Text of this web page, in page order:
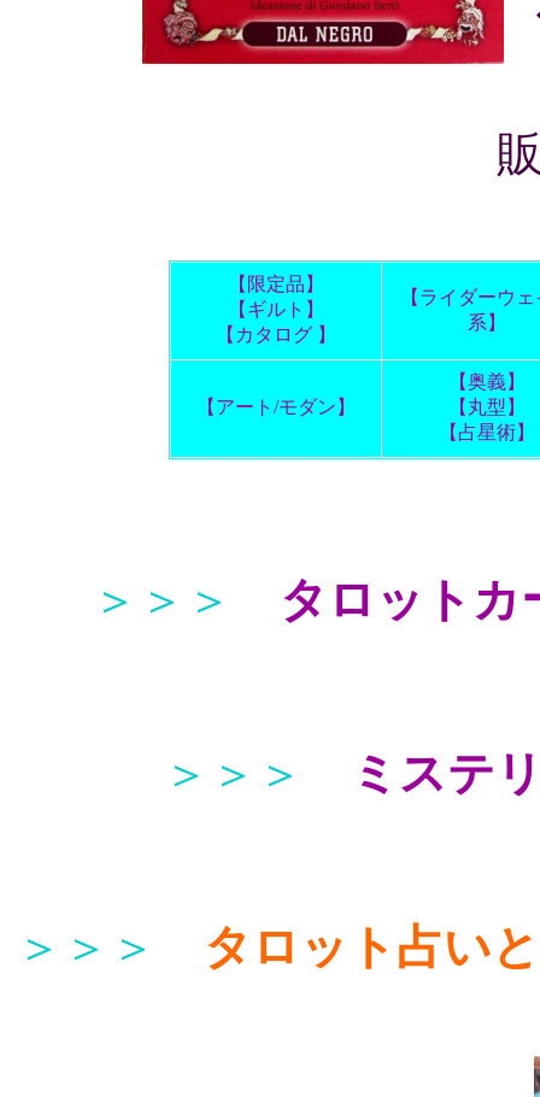
【限定品】
【ギルト】
【カタログ 】
【ライダーウ
系】
【アート/モダン】
【奥義】
【丸型】
【占星術】
＞＞＞ タロットカ
＞＞＞ ミステ
＞＞＞ タロット占い